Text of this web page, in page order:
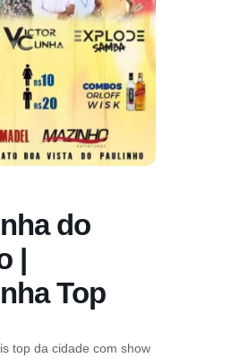
do
|
Top
top da cidade com show